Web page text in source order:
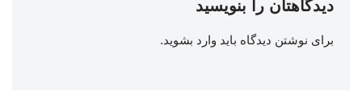
دیدگاهتان را بنویسید
برای نوشتن دیدگاه باید وارد بشوید.